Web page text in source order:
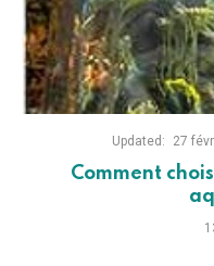
Updated: 27
Comment